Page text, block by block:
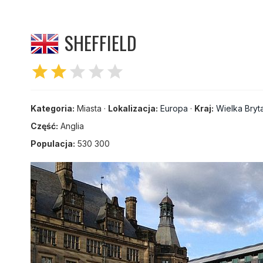
SHEFFIELD
starstar star star star
Kategoria: Miasta · Lokalizacja: Europa · Kraj: Wielka
Część: Anglia
Populacja: 530 300